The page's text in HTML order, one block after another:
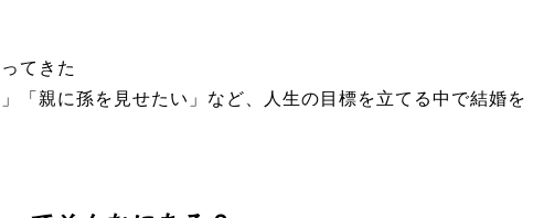
てきた
「親に孫を見せたい」など、人生の目標を立てる中で結婚を